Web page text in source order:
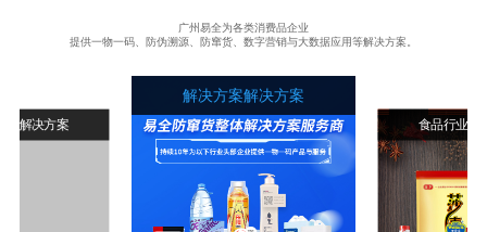
广州易全为各类消费品企业
提供一物一码、防伪溯源、防窜货、数字营销与大数据应用等解决方案。
业解决方案
解决方案解决方案
食品行业解